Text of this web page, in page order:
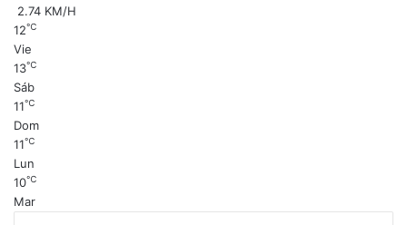
d
2.74 KM/H
12℃
Vie
13℃
Sáb
11℃
Dom
11℃
Lun
10℃
Mar